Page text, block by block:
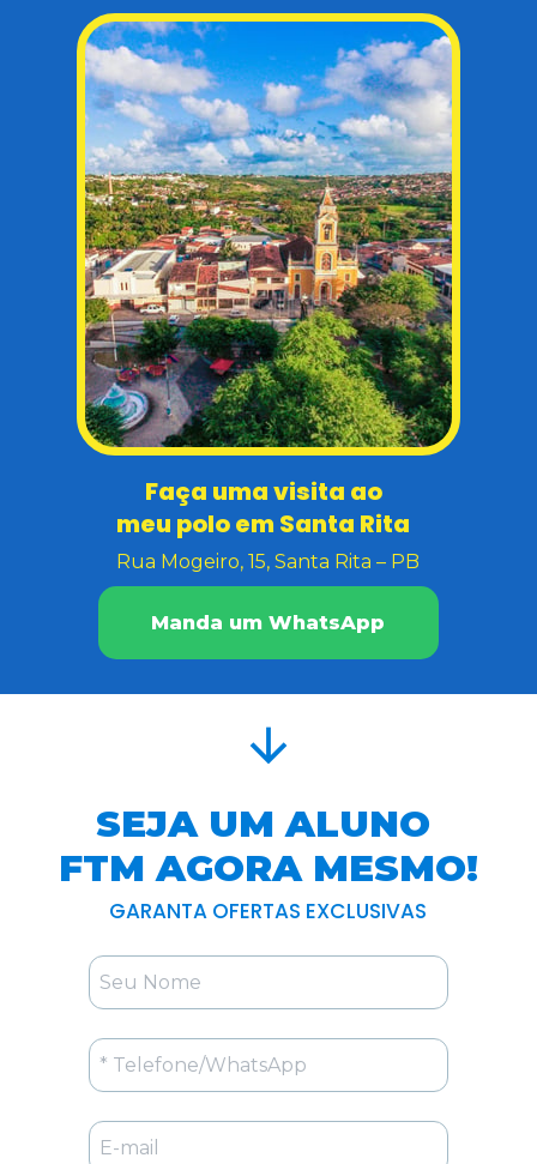
Manda um WhatsApp
Faça uma visita ao
meu polo em Santa Rita
Rua Mogeiro, 15, Santa Rita – PB
SEJA UM ALUNO
FTM AGORA MESMO!
GARANTA OFERTAS EXCLUSIVAS